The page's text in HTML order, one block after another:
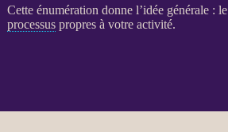
Cette énumération donne l’idée générale : le
processuspropres à votre activité.